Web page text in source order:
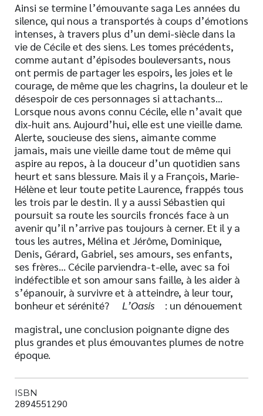
Ainsi se termine l’émouvante saga Les années du
silence, qui nous a transportés à coups d’émotions
intenses, à travers plus d’un demi-siècle dans la
vie de Cécile et des siens. Les tomes précédents,
comme autant d’épisodes bouleversants, nous
ont permis de partager les espoirs, les joies et le
courage, de même que les chagrins, la douleur et le
désespoir de ces personnages si attachants…
Lorsque nous avons connu Cécile, elle n’avait que
dix-huit ans. Aujourd’hui, elle est une vieille dame.
Alerte, soucieuse des siens, aimante comme
jamais, mais une vieille dame tout de même qui
aspire au repos, à la douceur d’un quotidien sans
heurt et sans blessure. Mais il y a François, Marie-
Hélène et leur toute petite Laurence, frappés tous
les trois par le destin. Il y a aussi Sébastien qui
poursuit sa route les sourcils froncés face à un
avenir qu’il n’arrive pas toujours à cerner. Et il y a
tous les autres, Mélina et Jérôme, Dominique,
Denis, Gérard, Gabriel, ses amours, ses enfants,
ses frères… Cécile parviendra-t-elle, avec sa foi
indéfectible et son amour sans faille, à les aider à
s’épanouir, à survivre et à atteindre, à leur tour,
bonheur et sérénité?
L’Oasis
: un dénouement
magistral, une conclusion poignante digne des
plus grandes et plus émouvantes plumes de notre
époque.
ISBN
2894551290